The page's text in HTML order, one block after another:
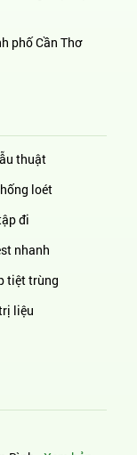
phố Cần Thơ
thuật
loét
đi
nhanh
tiệt trùng
liệu